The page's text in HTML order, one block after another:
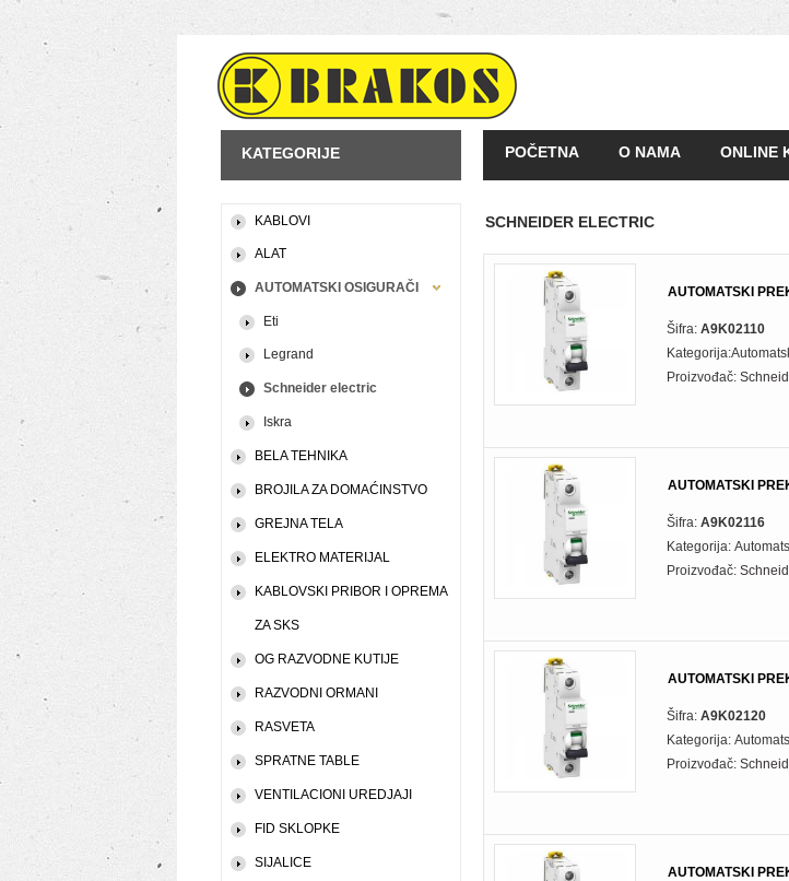
POČETNA O NAMA ONLINE
KATEGORIJE
KABLOVI
ALAT
AUTOMATSKI OSIGURAČI
Eti
Legrand
Schneider electric
Iskra
BELA TEHNIKA
BROJILA ZA DOMAĆINSTVO
GREJNA TELA
ELEKTRO MATERIJAL
KABLOVSKI PRIBOR I OPREMA
ZA SKS
OG RAZVODNE KUTIJE
RAZVODNI ORMANI
RASVETA
SPRATNE TABLE
VENTILACIONI UREDJAJI
FID SKLOPKE
SIJALICE
SCHNEIDER ELECTRIC
AUTOMATSKI
Šifra: A9K02110
Proizvođač:
AUTOMATSKI
Šifra: A9K02116
Kategorija:
Proizvođač:
AUTOMATSKI
Šifra: A9K02120
Kategorija:
Proizvođač:
AUTOMATSKI